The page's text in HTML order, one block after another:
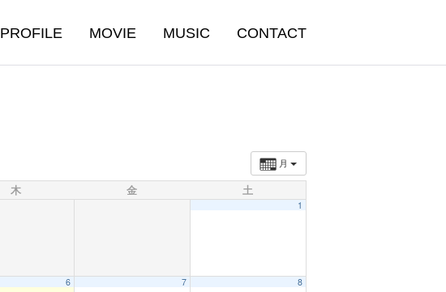
PROFILE MOVIE MUSIC CONTACT
月
木 金 土
1
6 7 8